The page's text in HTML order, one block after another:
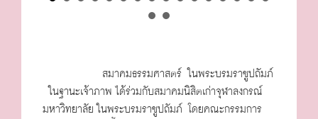
สมาคมธรรมศาสตร์ ในพระบรมราชูปถัมภ์
ในฐานะเจ้าภาพ ได้ร่วมกับสมาคมนิสิตเก่าจุฬาลงกรณ์
มหาวิทยาลัย ในพระบรมราชูปถัมภ์ โดยคณะกรรมการ